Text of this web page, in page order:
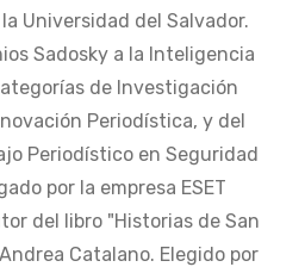
Universidad del Salvador.
Sadosky a la Inteligencia
de Investigación
Periodística, y del
Periodístico en Seguridad
por la empresa ESET
del libro "Historias de San
Catalano. Elegido por